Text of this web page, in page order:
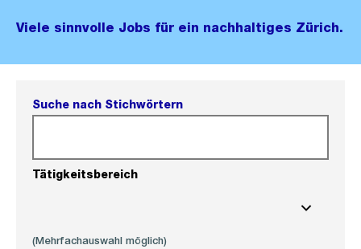
Viele sinnvolle Jobs für ein nachhaltiges Zürich.
Suche nach Stichwörtern
Tätigkeitsbereich
(Mehrfachauswahl möglich)